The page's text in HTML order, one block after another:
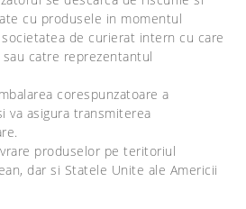
cu produsele in momentul
de curierat intern cu care
catre reprezentantul
corespunzatoare a
va asigura transmiterea
produselor pe teritoriul
dar si Statele Unite ale Americii